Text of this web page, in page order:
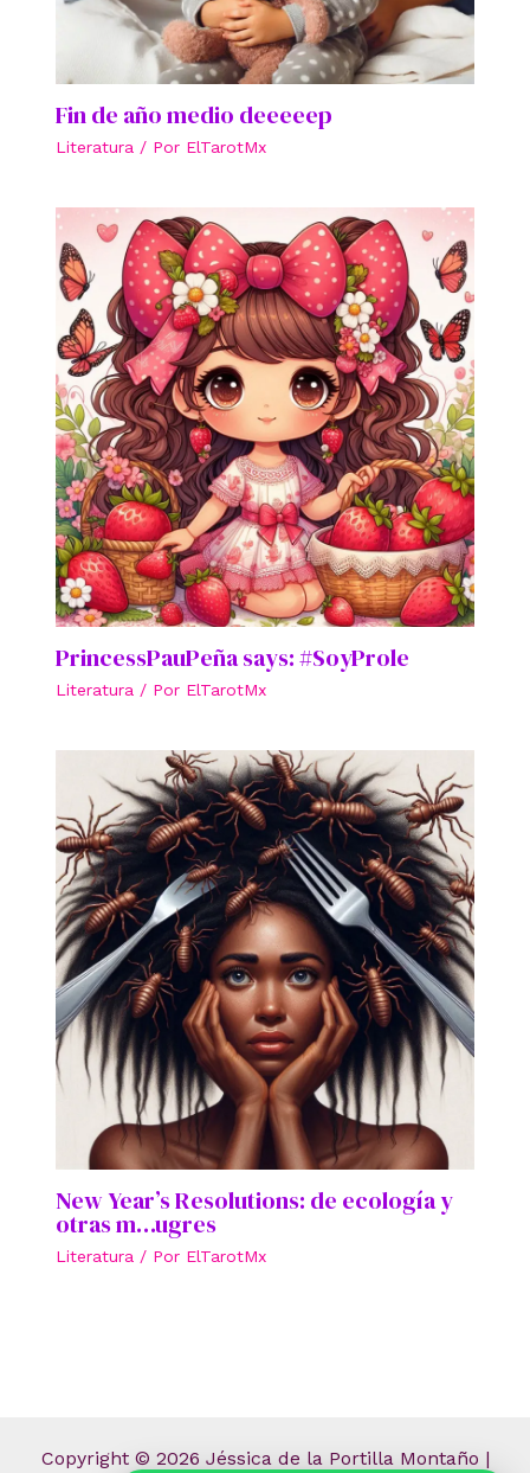
Fin de año medio deeeeep
Literatura / Por ElTarotMx
PrincessPauPeña says: #SoyProle
Literatura / Por ElTarotMx
New Year’s Resolutions: de ecología y
otras m…ugres
Literatura / Por ElTarotMx
Copyright © 2026 Jéssica de la Portilla Montaño |